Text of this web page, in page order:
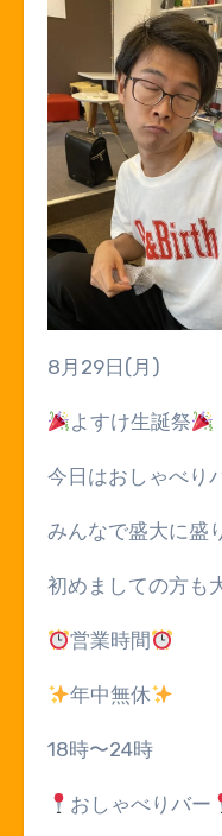
8 月 29日 ( 月 )
よすけ生誕祭
今日はおしゃべり
みんなで盛大に盛
初めましての方も
営業時間
年中無休
18時〜24時
おしゃべりバー